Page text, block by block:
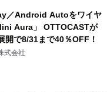
／Android Autoをワイヤ
Aura」 OTTOCASTが
開で8/31まで40％OFF！
式会社